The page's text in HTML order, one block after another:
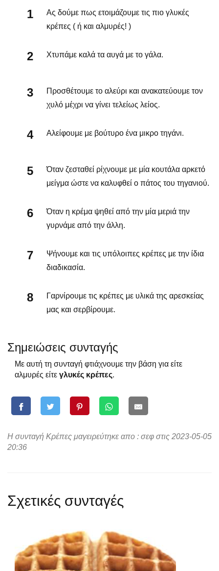
Ας δούμε πως ετοιμάζουμε τις πιο γλυκές
κρέπες ( ή και αλμυρές! )
Χτυπάμε καλά τα αυγά με το γάλα.
Προσθέτουμε το αλεύρι και ανακατεύουμε τον
χυλό μέχρι να γίνει τελείως λείος.
Αλείφουμε με βούτυρο ένα μικρο τηγάνι.
Όταν ζεσταθεί ρίχνουμε με μία κουτάλα αρκετό
μείγμα ώστε να καλυφθεί ο πάτος του τηγανιού.
Όταν η κρέμα ψηθεί από την μία μεριά την
γυρνάμε από την άλλη.
Ψήνουμε και τις υπόλοιπες κρέπες με την ίδια
διαδικασία.
Γαρνίρουμε τις κρέπες με υλικά της αρεσκείας
μας και σερβίρουμε.
Σημειώσεις συνταγής
Με αυτή τη συνταγή φτιάχνουμε την βάση για είτε
αλμυρές είτε γλυκές κρέπες.
Η συνταγή Κρέπες μαγειρεύτηκε απο : σεφ στις 2023-05-05
20:36
Σχετικές συνταγές